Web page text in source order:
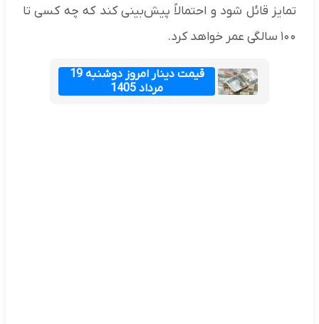
تمایز قائل شود و احتمالاً پیش‌بینی کند که چه کسی تا
۱۰۰ سالگی عمر خواهد کرد.
قیمت دینار امروز دوشنبه 19
مرداد 1405